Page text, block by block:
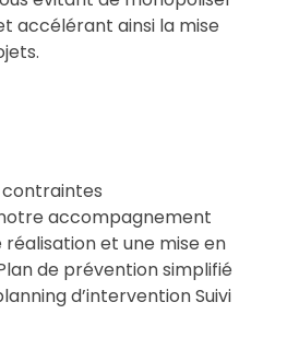
accélérant ainsi la mise
contraintes
accompagnement
et une mise en
de prévention simplifié
d’intervention Suivi